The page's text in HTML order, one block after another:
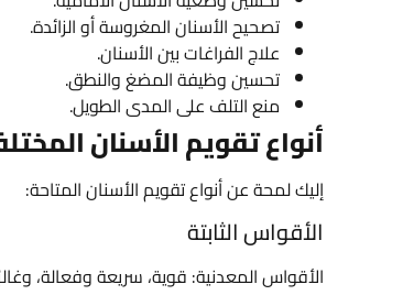
تصحيح الأسنان المغروسة أو الزائدة.
علاج الفراغات بين الأسنان.
تحسين وظيفة المضغ والنطق.
منع التلف على المدى الطويل.
أنواع تقويم الأسنان
إليك لمحة عن أنواع تقويم الأسنان المتاحة:
الأقواس الثابتة
الأقواس المعدنية: قوية، سريعة وفعالة،